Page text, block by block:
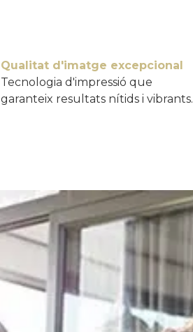
Qualitat d'imatge excepcional
Tecnologia d'impressió que
garanteix resultats nítids i vibrants.